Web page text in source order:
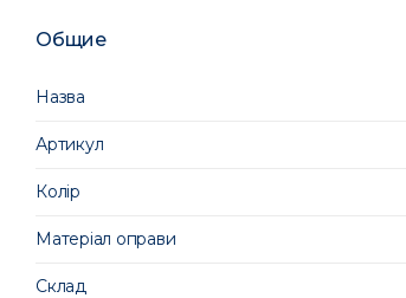
Общие
Назва
Артикул
Колір
Матеріал оправи
Склад